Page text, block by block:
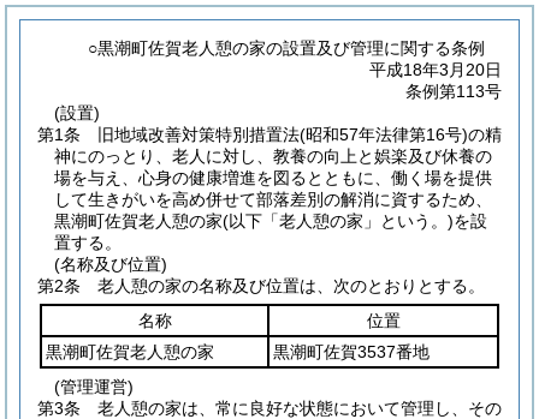
○黒潮町佐賀老人憩の家の設置及び管理に関する条例
平成18年3月20日
条例第113号
(設置)
第1条
旧地域改善対策特別措置法(昭和57年法律第16号)の精
神にのっとり、老人に対し、教養の向上と娯楽及び休養の
場を与え、心身の健康増進を図るとともに、働く場を提供
して生きがいを高め併せて部落差別の解消に資するため、
黒潮町佐賀老人憩の家(以下「老人憩の家」という。)を設
置する。
(名称及び位置)
第2条
老人憩の家の名称及び位置は、次のとおりとする。
名称
位置
黒潮町佐賀老人憩の家
黒潮町佐賀3537番地
(管理運営)
第3条
老人憩の家は、常に良好な状態において管理し、その